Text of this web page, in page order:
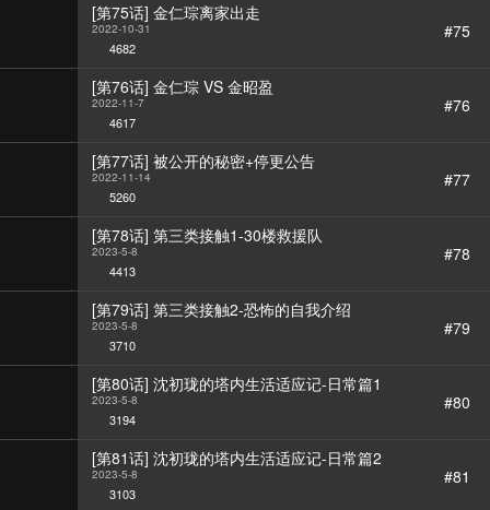
[第75话] 金仁琮离家出走
2022-10-31
4682
#75
[第76话] 金仁琮 VS 金昭盈
2022-11-7
4617
#76
[第77话] 被公开的秘密+停更公告
2022-11-14
5260
#77
[第78话] 第三类接触1-30楼救援队
2023-5-8
4413
#78
[第79话] 第三类接触2-恐怖的自我介绍
2023-5-8
3710
#79
[第80话] 沈初珑的塔内生活适应记-日常篇1
2023-5-8
3194
#80
[第81话] 沈初珑的塔内生活适应记-日常篇2
2023-5-8
3103
#81